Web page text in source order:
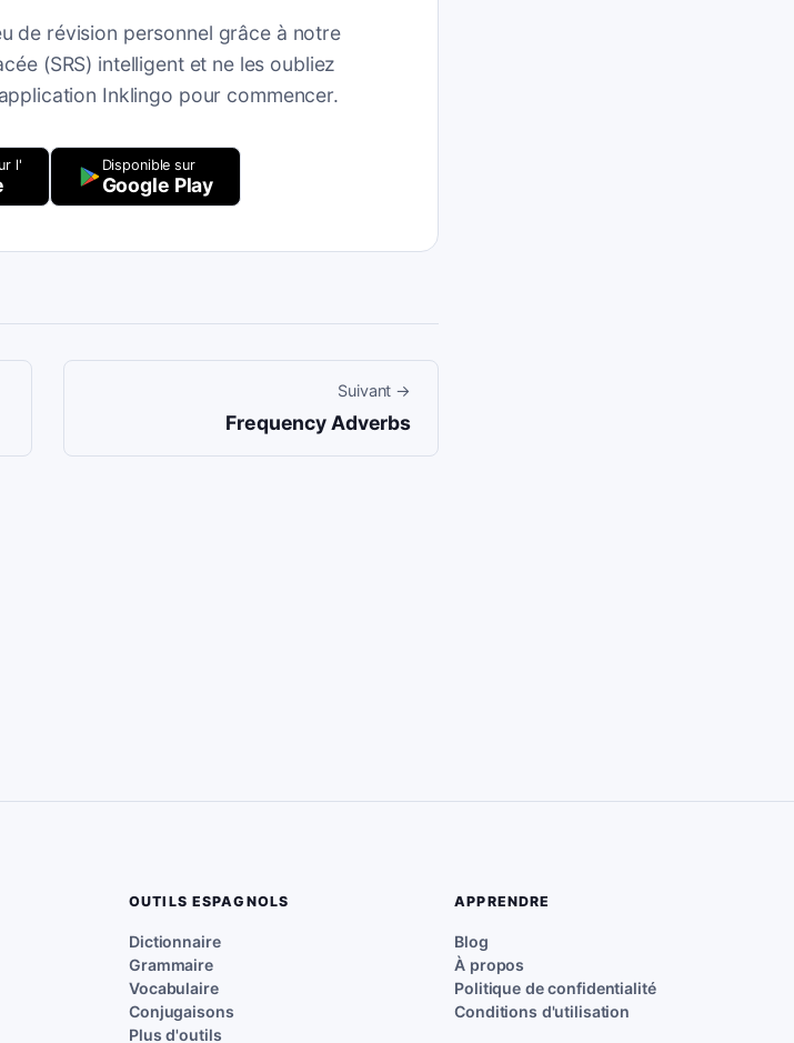
de révision personnel grâce à notre
(SRS) intelligent et ne les oubliez
Inklingo pour commencer.
l' Disponible sur
Google Play
Suivant →
Frequency Adverbs
OUTILS ESPAGNOLS
Dictionnaire
Grammaire
Vocabulaire
Conjugaisons
Plus d'outils
APPRENDRE
Blog
À propos
Politique de confidentialité
Conditions d'utilisation